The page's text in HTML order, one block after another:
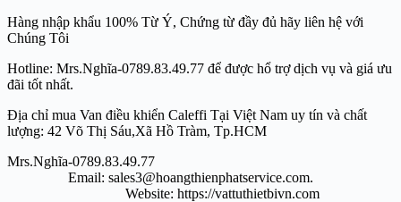
Hàng nhập khẩu 100% Từ Ý, Chứng từ đầy đủ hãy liên hệ với
Chúng Tôi
Hotline: Mrs.Nghĩa-0789.83.49.77 để được hổ trợ dịch vụ và giá ưu
đãi tốt nhất.
Địa chỉ mua Van điều khiển Caleffi Tại Việt Nam uy tín và chất
lượng: 42 Võ Thị Sáu,Xã Hồ Tràm, Tp.HCM
Mrs.Nghĩa-0789.83.49.77
Email: sales3@hoangthienphatservice.com.
Website: https://vattuthietbivn.com